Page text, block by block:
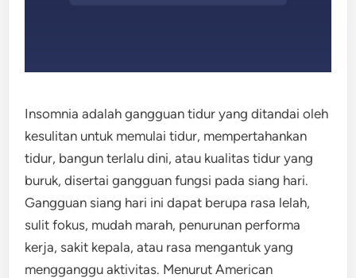
Insomnia adalah gangguan tidur yang ditandai oleh
kesulitan untuk memulai tidur, mempertahankan
tidur, bangun terlalu dini, atau kualitas tidur yang
buruk, disertai gangguan fungsi pada siang hari.
Gangguan siang hari ini dapat berupa rasa lelah,
sulit fokus, mudah marah, penurunan performa
kerja, sakit kepala, atau rasa mengantuk yang
mengganggu aktivitas. Menurut American